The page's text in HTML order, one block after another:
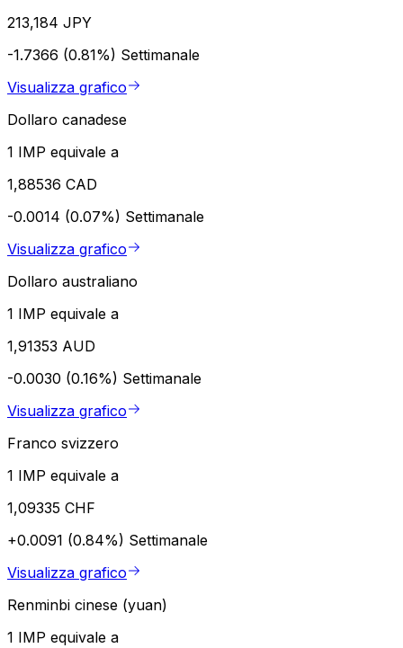
213,184 JPY
-1.7366 (0.81%) Settimanale
Visualizza grafico
Dollaro canadese
1 IMP equivale a
1,88536 CAD
-0.0014 (0.07%) Settimanale
Visualizza grafico
Dollaro australiano
1 IMP equivale a
1,91353 AUD
-0.0030 (0.16%) Settimanale
Visualizza grafico
Franco svizzero
1 IMP equivale a
1,09335 CHF
+0.0091 (0.84%) Settimanale
Visualizza grafico
Renminbi cinese (yuan)
1 IMP equivale a